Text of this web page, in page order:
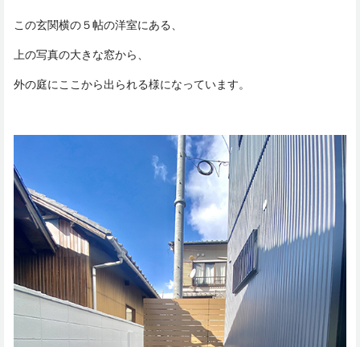
この玄関横の５帖の洋室にある、
上の写真の大きな窓から、
外の庭にここから出られる様になっています。